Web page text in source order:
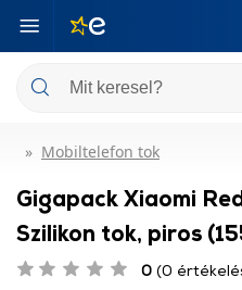
Mobiltelefon tok
Gigapack Xiaomi
Szilikon tok, piros
0 (0